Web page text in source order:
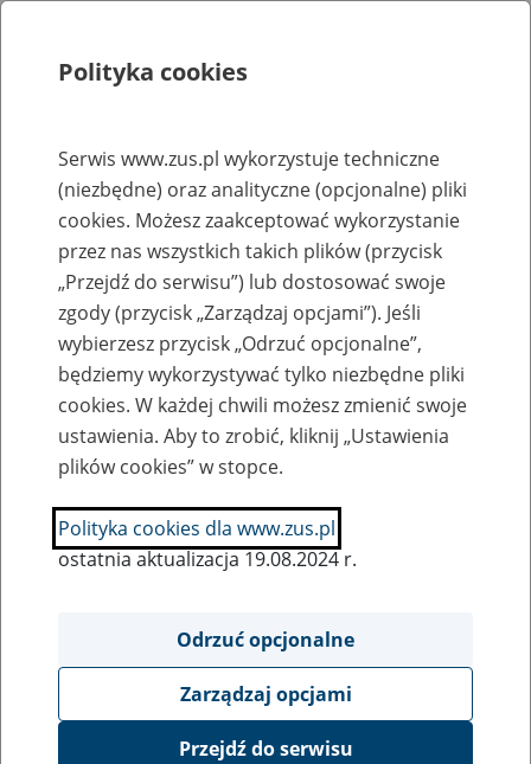
Rejestry, ewidencje i archiwa
Baza zlikwidowanych lub
przekształconych zakładów pracy
Nazwa zakładu pracy:
SZUKAJ
Ukryj wszystkie pozycje bazy
Polityka cookies
Serwis www.zus.pl wykorzystuje techniczne
(niezbędne) oraz analityczne (opcjonalne) pliki
cookies. Możesz zaakceptować wykorzystanie
przez nas wszystkich takich plików (przycisk
„Przejdź do serwisu”) lub dostosować swoje
zgody (przycisk „Zarządzaj opcjami”). Jeśli
wybierzesz przycisk „Odrzuć opcjonalne”,
będziemy wykorzystywać tylko niezbędne pliki
cookies. W każdej chwili możesz zmienić swoje
ustawienia. Aby to zrobić, kliknij „Ustawienia
plików cookies” w stopce.
Polityka cookies dla www.zus.pl
ostatnia aktualizacja 19.08.2024 r.
Odrzuć opcjonalne
Zarządzaj opcjami
Przejdź do serwisu